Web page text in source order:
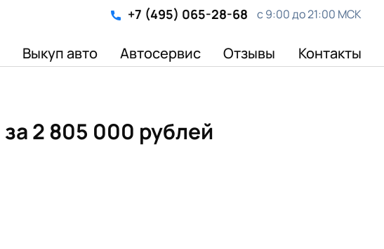
+7 (495) 065-28-68 с 9:00 до 21:00 МСК
Выкуп авто Автосервис Отзывы Контакты
за 2 805 000 рублей